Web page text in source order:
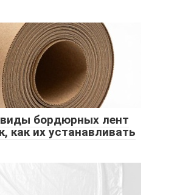
бордюрных лент
как их устанавливать